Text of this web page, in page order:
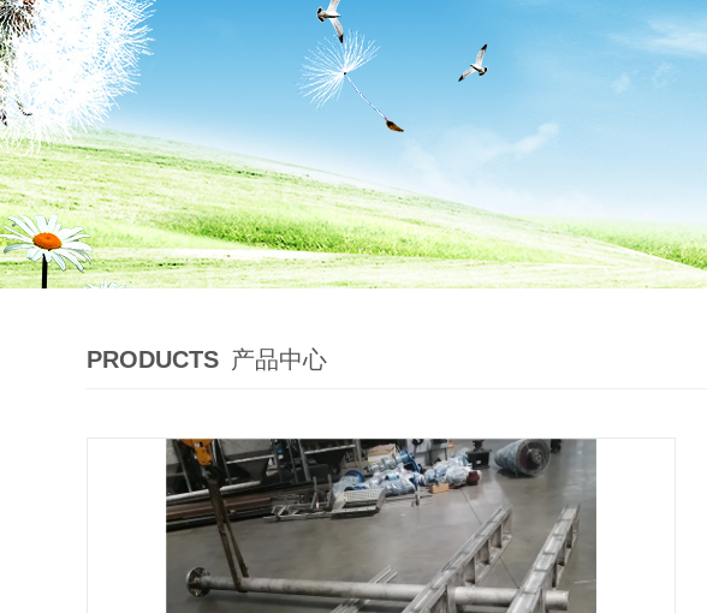
PRODUCTS 产品中心